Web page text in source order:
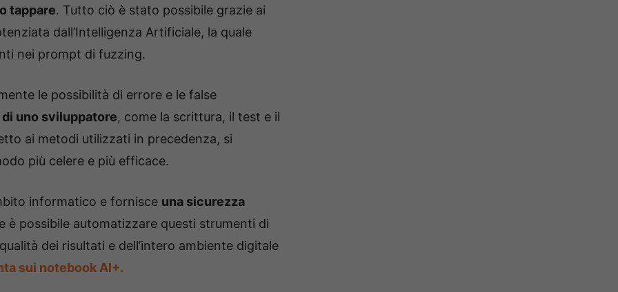
tappare. Tutto ciò è stato possibile grazie ai
dall’Intelligenza Artificiale, la quale
nei prompt di fuzzing.
le possibilità di errore e le false
uno sviluppatore, come la scrittura, il test e il
ai metodi utilizzati in precedenza, si
più celere e più efficace.
informatico e fornisce una sicurezza
è possibile automatizzare questi strumenti di
dei risultati e dell’intero ambiente digitale
sui notebook AI+.